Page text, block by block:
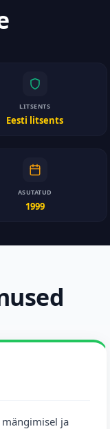
LITSENTS
Eesti litsents
ASUTATUD
1999
ja